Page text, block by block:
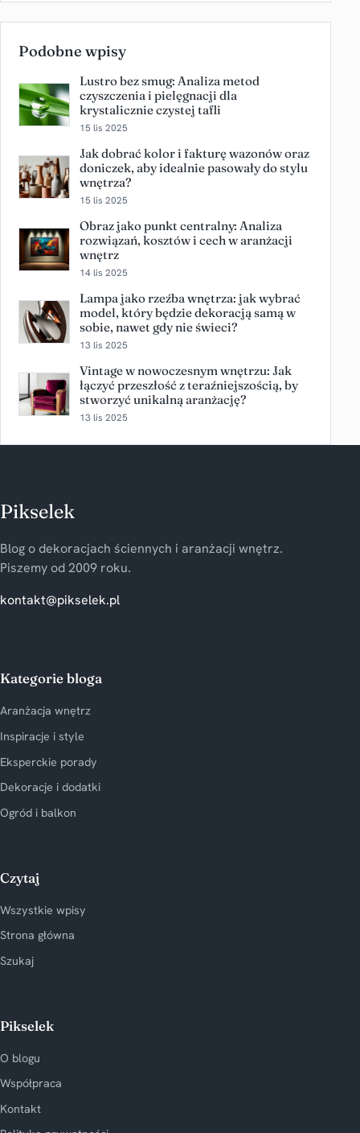
Podobne wpisy
Lustro bez smug: Analiza metod
czyszczenia i pielęgnacji dla
krystalicznie czystej tafli
15 lis 2025
Jak dobrać kolor i fakturę wazonów oraz
doniczek, aby idealnie pasowały do stylu
wnętrza?
15 lis 2025
Obraz jako punkt centralny: Analiza
rozwiązań, kosztów i cech w aranżacji
wnętrz
14 lis 2025
Lampa jako rzeźba wnętrza: jak wybrać
model, który będzie dekoracją samą w
sobie, nawet gdy nie świeci?
13 lis 2025
Vintage w nowoczesnym wnętrzu: Jak
łączyć przeszłość z teraźniejszością, by
stworzyć unikalną aranżację?
13 lis 2025
Pikselek
Blog o dekoracjach ściennych i aranżacji wnętrz.
Piszemy od 2009 roku.
kontakt@pikselek.pl
Kategorie bloga
Aranżacja wnętrz
Inspiracje i style
Eksperckie porady
Dekoracje i dodatki
Ogród i balkon
Czytaj
Wszystkie wpisy
Strona główna
Szukaj
Pikselek
O blogu
Współpraca
Kontakt